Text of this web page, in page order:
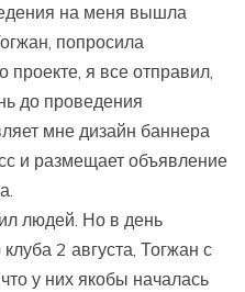
на меня вышла
попросила
я все отправил,
до проведения
мне дизайн баннера
и размещает объявление
людей. Но в день
2 августа, Тогжан с
у них якобы началась